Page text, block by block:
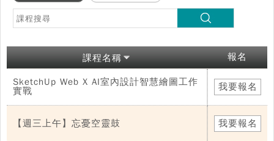
課程名稱 報名
SketchUp Web X AI室內設計智慧繪圖工作
實戰
我要報名
【週三上午】忘憂空靈鼓 我要報名